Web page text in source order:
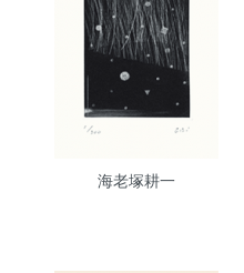
海老塚耕一